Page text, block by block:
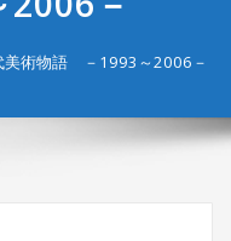
美術物語 －1993～2006－